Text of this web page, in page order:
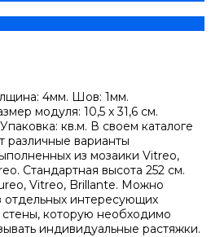
4мм. Шов: 1мм.
модуля: 10,5 х 31,6 см.
кв.м. В своем каталоге
различные варианты
из мозаики Vitreo,
Стандартная высота 252 см.
Vitreo, Brillante. Можно
отдельных интересующих
стены, которую необходимо
индивидуальные растяжки.